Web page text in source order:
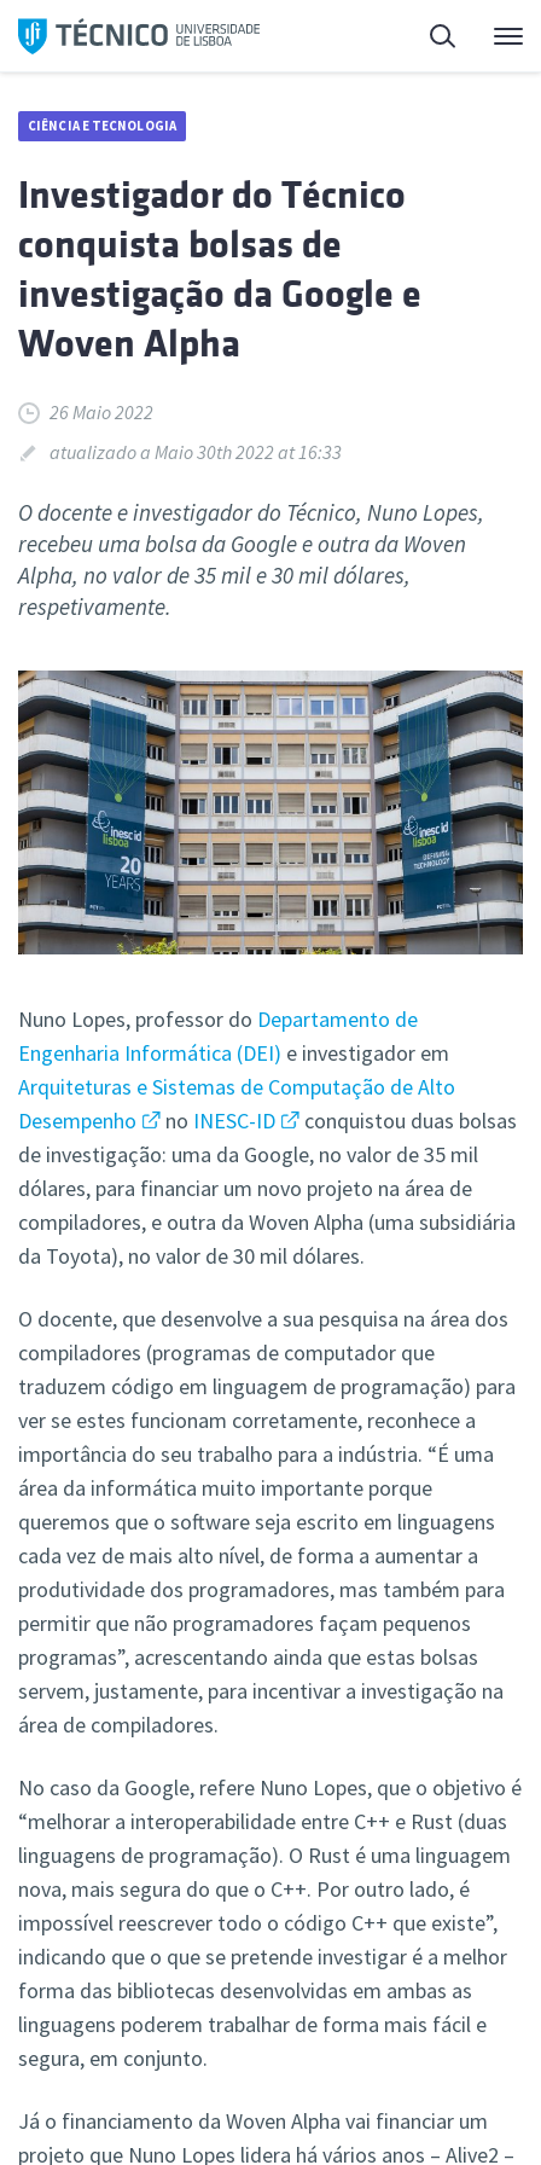
Saltar
para
Pesquisa
CIÊNCIA E TECNOLOGIA
Investigador do Técnico
conquista bolsas de
investigação da Google e
Woven Alpha
26 Maio 2022
atualizado a Maio 30th 2022 at 16:33
O docente e investigador do Técnico, Nuno Lopes,
recebeu uma bolsa da Google e outra da Woven
Alpha, no valor de 35 mil e 30 mil dólares,
respetivamente.
Nuno Lopes, professor do Departamento de
Engenharia Informática (DEI) e investigador em
Arquiteturas e Sistemas de Computação de Alto
Desempenho
no INESC-ID
conquistou duas bolsas
de investigação: uma da Google, no valor de 35 mil
dólares, para financiar um novo projeto na área de
compiladores, e outra da Woven Alpha (uma subsidiária
da Toyota), no valor de 30 mil dólares.
O docente, que desenvolve a sua pesquisa na área dos
compiladores (programas de computador que
traduzem código em linguagem de programação) para
ver se estes funcionam corretamente, reconhece a
importância do seu trabalho para a indústria. “É uma
área da informática muito importante porque
queremos que o software seja escrito em linguagens
cada vez de mais alto nível, de forma a aumentar a
produtividade dos programadores, mas também para
permitir que não programadores façam pequenos
programas”, acrescentando ainda que estas bolsas
servem, justamente, para incentivar a investigação na
área de compiladores.
No caso da Google, refere Nuno Lopes, que o objetivo é
“melhorar a interoperabilidade entre C++ e Rust (duas
linguagens de programação). O Rust é uma linguagem
nova, mais segura do que o C++. Por outro lado, é
impossível reescrever todo o código C++ que existe”,
indicando que o que se pretende investigar é a melhor
forma das bibliotecas desenvolvidas em ambas as
linguagens poderem trabalhar de forma mais fácil e
segura, em conjunto.
Já o financiamento da Woven Alpha vai financiar um
projeto que Nuno Lopes lidera há vários anos – Alive2 –